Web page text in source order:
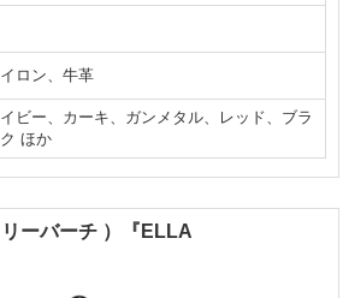
ロン、牛革
ビー、カーキ、ガンメタル、レッド、ブラ
ほか
ーバーチ ）『ELLA